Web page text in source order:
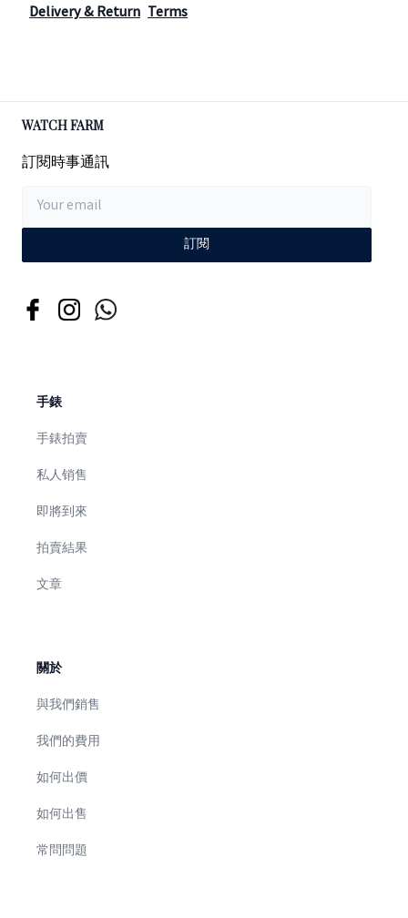
Delivery & Return Terms
WATCH FARM
訂閱時事通訊
訂閱
手錶
手錶拍賣
私人销售
即將到來
拍賣結果
文章
關於
與我們銷售
我們的費用
如何出價
如何出售
常問問題